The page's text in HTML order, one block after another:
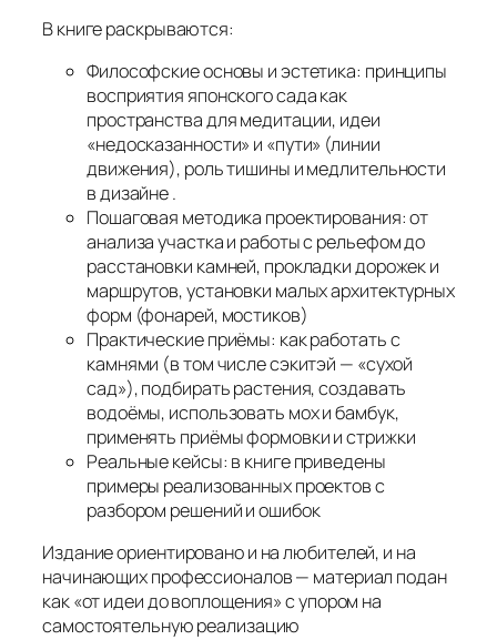
В книге раскрываются:
Философские основы и эстетика: принципы
восприятия японского сада как
пространства для медитации, идеи
«недосказанности» и «пути» (линии
движения), роль тишины и медлительности
в дизайне .
Пошаговая методика проектирования: от
анализа участка и работы с рельефом до
расстановки камней, прокладки дорожек и
маршрутов, установки малых архитектурных
форм (фонарей, мостиков)
Практические приёмы: как работать с
камнями (в том числе сэкитэй — «сухой
сад»), подбирать растения, создавать
водоёмы, использовать мох и бамбук,
применять приёмы формовки и стрижки
Реальные кейсы: в книге приведены
примеры реализованных проектов с
разбором решений и ошибок
Издание ориентировано и на любителей, и на
начинающих профессионалов — материал подан
как «от идеи до воплощения» с упором на
самостоятельную реализацию